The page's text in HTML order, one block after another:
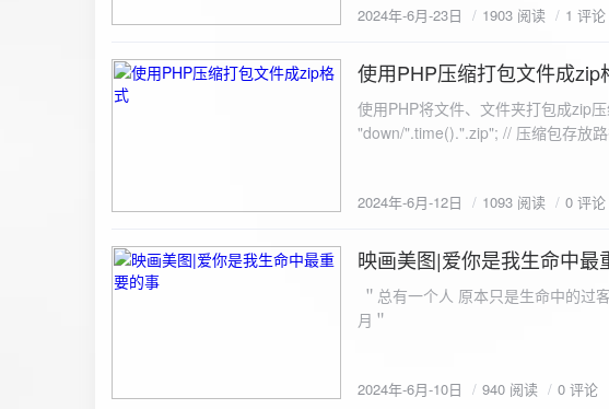
2024年-6月-23日 1903 阅读 1 评论
2024-6-12
使用PHP压缩打包文件成zip
使用PHP将文件、文件夹打包成zip
"down/".time().".zip"; // 压缩包存放路径与名称 $zip->open($zip_filename,
数可以改为 basename("img/
= array( "img/1.jpg", "img/2.jpg", ); $filename = "down/img.zip"; // 压缩包存放路径与名称 $zip = new
ZipArchive(); $zip->open($filename,ZipArchive::CREATE); //打
$file){ $zip->addFile($file,basename($file)); //向压缩包中添加文件 } $zip->close(); //关闭压缩包 打包某
个文件夹（包含子文件夹）: <?php /
为'.'和‘..’，不要对他们进行操作 if (is_dir($path . "/" . $filename)) { // 如果读取的某个对象是文件夹，则递
2024年-6月-12日 1093 阅读 0 评论
2024-6-10
映画美图|爱你是我生命中最
＂总有一个人 原本只是生命中的过
月＂
2024年-6月-10日 940 阅读 0 评论